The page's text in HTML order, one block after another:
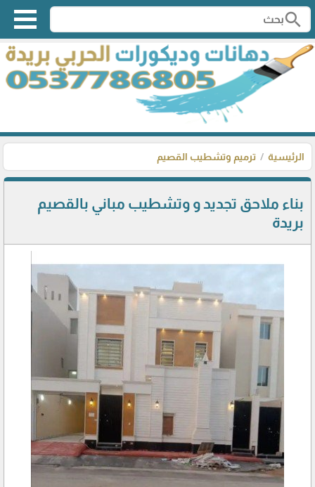
search
الرئيسية ترميم وتشطيب القصيم
بناء ملاحق تجديد و وتشطيب مباني بالقصيم
بريدة